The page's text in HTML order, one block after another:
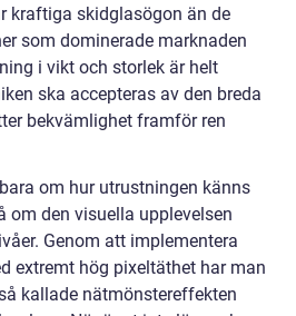
kraftiga skidglasögon än de
som dominerade marknaden
i vikt och storlek är helt
ska accepteras av den breda
bekvämlighet framför ren
om hur utrustningen känns
om den visuella upplevelsen
Genom att implementera
extremt hög pixeltäthet har man
kallade nätmönstereffekten